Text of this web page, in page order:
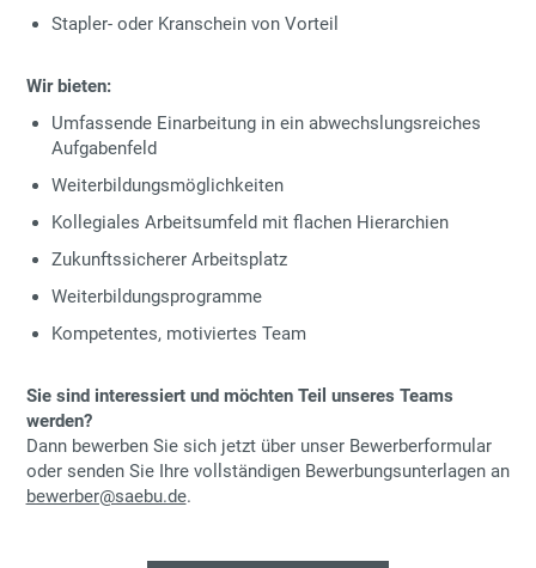
Stapler- oder Kranschein von Vorteil
Wir bieten:
Umfassende Einarbeitung in ein abwechslungsreiches
Aufgabenfeld
Weiterbildungsmöglichkeiten
Kollegiales Arbeitsumfeld mit flachen Hierarchien
Zukunftssicherer Arbeitsplatz
Weiterbildungsprogramme
Kompetentes, motiviertes Team
Sie sind interessiert und möchten Teil unseres Teams
werden?
Dann bewerben Sie sich jetzt über unser Bewerberformular
oder senden Sie Ihre vollständigen Bewerbungsunterlagen an
bewerber@saebu.de.